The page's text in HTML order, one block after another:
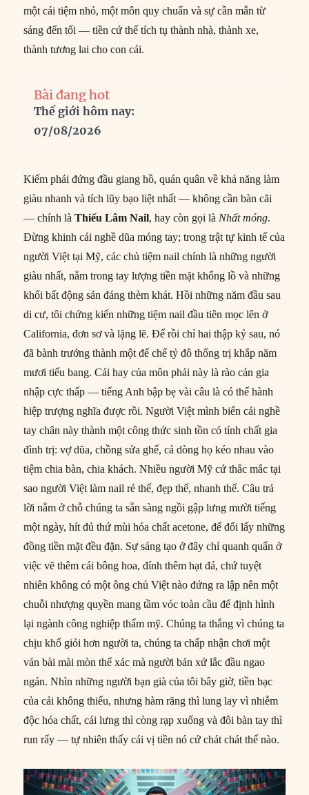
một cái tiệm nhỏ, một môn quy chuẩn và sự cần mẫn từ
sáng đến tối — tiền cứ thế tích tụ thành nhà, thành xe,
thành tương lai cho con cái.
Bài đang hot
Thế giới hôm nay:
07/08/2026
Kiếm phái đứng đầu giang hồ, quán quân về khả năng làm
giàu nhanh và tích lũy bạo liệt nhất — không cần bàn cãi
— chính làThiếu Lâm Nail, hay còn gọi là Nhất móng.
Đừng khinh cái nghề dũa móng tay; trong trật tự kinh tế của
người Việt tại Mỹ, các chủ tiệm nail chính là những người
giàu nhất, nắm trong tay lượng tiền mặt khổng lồ và những
khối bất động sản đáng thèm khát. Hồi những năm đầu sau
di cư, tôi chứng kiến những tiệm nail đầu tiên mọc lên ở
California, đơn sơ và lặng lẽ. Để rồi chỉ hai thập kỷ sau, nó
đã bành trướng thành một đế chế tỷ đô thống trị khắp năm
mươi tiểu bang. Cái hay của môn phái này là rào cản gia
nhập cực thấp — tiếng Anh bập bẹ vài câu là có thể hành
hiệp trượng nghĩa được rồi. Người Việt mình biến cái nghề
tay chân này thành một công thức sinh tồn có tính chất gia
đình trị: vợ dũa, chồng sửa ghế, cả dòng họ kéo nhau vào
tiệm chia bàn, chia khách. Nhiều người Mỹ cứ thắc mắc tại
sao người Việt làm nail rẻ thế, đẹp thế, nhanh thế. Câu trả
lời nằm ở chỗ chúng ta sẵn sàng ngồi gập lưng mười tiếng
một ngày, hít đủ thứ mùi hóa chất acetone, để đổi lấy những
đồng tiền mặt đều đặn. Sự sáng tạo ở đây chỉ quanh quẩn ở
việc vẽ thêm cái bông hoa, đính thêm hạt đá, chứ tuyệt
nhiên không có một ông chủ Việt nào đứng ra lập nên một
chuỗi nhượng quyền mang tầm vóc toàn cầu để định hình
lại ngành công nghiệp thẩm mỹ. Chúng ta thắng vì chúng ta
chịu khổ giỏi hơn người ta, chúng ta chấp nhận chơi một
ván bài mài mòn thể xác mà người bản xứ lắc đầu ngao
ngán. Nhìn những người bạn già của tôi bây giờ, tiền bạc
của cải không thiếu, nhưng hàm răng thì lung lay vì nhiễm
độc hóa chất, cái lưng thì còng rạp xuống và đôi bàn tay thì
run rẩy — tự nhiên thấy cái vị tiền nó cứ chát chát thế nào.